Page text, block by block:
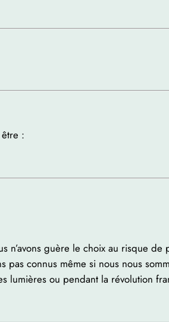
:
guère le choix au risque
pas connus même si nous nous
lumières ou pendant la révolution